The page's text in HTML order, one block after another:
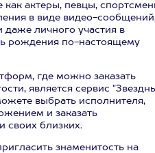
как актеры, певцы,
в виде видео-
личного участия в
рождения по-настоящему
где можно заказать
является сервис
выбрать исполнителя,
и заказать
своих близких.
знаменитость на